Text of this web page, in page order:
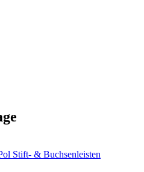
Stift- & Buchsenleisten